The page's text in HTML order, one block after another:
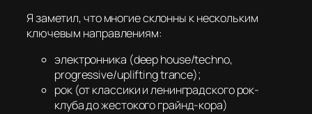
Я заметил, что многие склонны к нескольким
ключевым направлениям:
электронника (deep house/techno,
progressive/uplifting trance);
рок (от классики и ленинградского рок-
клуба до жестокого грайнд-кора)